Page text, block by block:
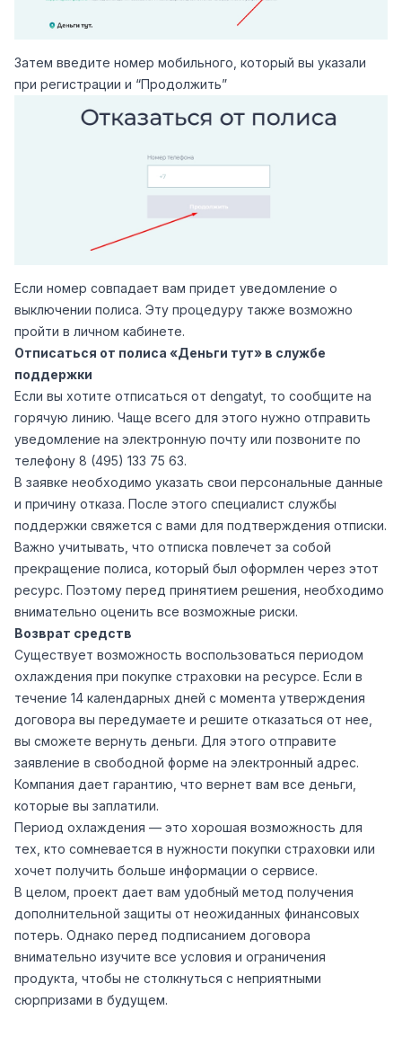
Затем введите номер мобильного, который вы указали
при регистрации и “Продолжить”
Если номер совпадает вам придет уведомление о
выключении полиса. Эту процедуру также возможно
пройти в личном кабинете.
Отписаться от полиса «Деньги тут» в службе
поддержки
Если вы хотите отписаться от dengatyt, то сообщите на
горячую линию. Чаще всего для этого нужно отправить
уведомление на электронную почту или позвоните по
телефону 8 (495) 133 75 63.
В заявке необходимо указать свои персональные данные
и причину отказа. После этого специалист службы
поддержки свяжется с вами для подтверждения отписки.
Важно учитывать, что отписка повлечет за собой
прекращение полиса, который был оформлен через этот
ресурс. Поэтому перед принятием решения, необходимо
внимательно оценить все возможные риски.
Возврат средств
Существует возможность воспользоваться периодом
охлаждения при покупке страховки на ресурсе. Если в
течение 14 календарных дней с момента утверждения
договора вы передумаете и решите отказаться от нее,
вы сможете вернуть деньги. Для этого отправите
заявление в свободной форме на электронный адрес.
Компания дает гарантию, что вернет вам все деньги,
которые вы заплатили.
Период охлаждения — это хорошая возможность для
тех, кто сомневается в нужности покупки страховки или
хочет получить больше информации о сервисе.
В целом, проект дает вам удобный метод получения
дополнительной защиты от неожиданных финансовых
потерь. Однако перед подписанием договора
внимательно изучите все условия и ограничения
продукта, чтобы не столкнуться с неприятными
сюрпризами в будущем.